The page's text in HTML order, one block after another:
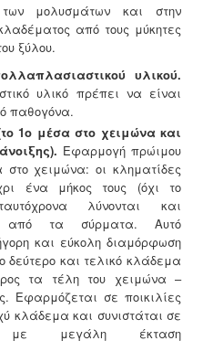
μολυσμάτων και στην
από τους μύκητες
ξύλου.
υλικού.
υλικό πρέπει να είναι
παθογόνα.
1ο μέσα στο χειμώνα και
Εφαρμογή πρώιμου
χειμώνα: oι κληματίδες
ένα μήκος τους (όχι το
λύνονται και
από τα σύρματα. Αυτό
και εύκολη διαμόρφωση
δεύτερο και τελικό κλάδεμα
τα τέλη του χειμώνα –
Εφαρμόζεται σε ποικιλίες
κλάδεμα και συνιστάται σε
με μεγάλη έκταση